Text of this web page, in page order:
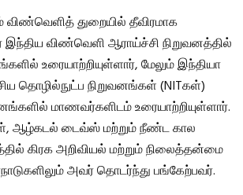
விண்வெளித் துறையில் தீவிரமாக
இந்திய விண்வெளி ஆராய்ச்சி நிறுவனத்தில்
உரையாற்றியுள்ளார், மேலும் இந்தியா
தொழில்நுட்ப நிறுவனங்கள் (NITகள்)
மாணவர்களிடம் உரையாற்றியுள்ளார்.
டைவ்ஸ் மற்றும் நீண்ட கால
கிரக அறிவியல் மற்றும் நிலைத்தன்மை
அவர் தொடர்ந்து பங்கேற்பவர்.